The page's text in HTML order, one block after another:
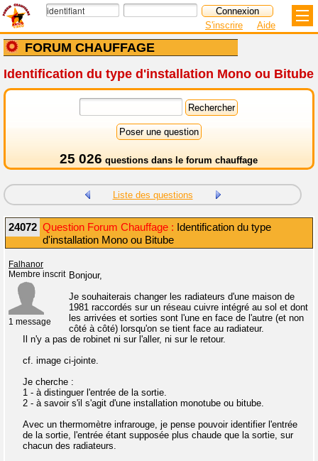
FORUM CHAUFFAGE
S'inscrire Aide
Identification du type d'installation Mono ou Bitube
25 026 questions dans le forum chauffage
Liste des questions
24072 Question Forum Chauffage : Identification du type
d'installation Mono ou Bitube
Falhanor
Membre inscrit
1 message
Bonjour,
Je souhaiterais changer les radiateurs d'une maison de
1981 raccordés sur un réseau cuivre intégré au sol et dont
les arrivées et sorties sont l'une en face de l'autre (et non
côté à côté) lorsqu'on se tient face au radiateur.
Il n'y a pas de robinet ni sur l'aller, ni sur le retour.
cf. image ci-jointe.
Je cherche :
1 - à distinguer l'entrée de la sortie.
2 - à savoir s'il s'agit d'une installation monotube ou bitube.
Avec un thermomètre infrarouge, je pense pouvoir identifier l'entrée
de la sortie, l'entrée étant supposée plus chaude que la sortie, sur
chacun des radiateurs.